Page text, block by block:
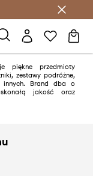
piękne przedmioty
zestawy podróżne,
innych. Brand dba o
jakość oraz